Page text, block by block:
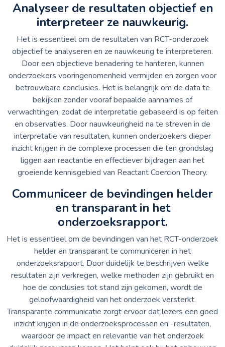
Analyseer de resultaten objectief en
interpreteer ze nauwkeurig.
Het is essentieel om de resultaten van RCT-onderzoek
objectief te analyseren en ze nauwkeurig te interpreteren.
Door een objectieve benadering te hanteren, kunnen
onderzoekers vooringenomenheid vermijden en zorgen voor
betrouwbare conclusies. Het is belangrijk om de data te
bekijken zonder vooraf bepaalde aannames of
verwachtingen, zodat de interpretatie gebaseerd is op feiten
en observaties. Door nauwkeurigheid na te streven in de
interpretatie van resultaten, kunnen onderzoekers dieper
inzicht krijgen in de complexe processen die ten grondslag
liggen aan reactantie en effectiever bijdragen aan het
groeiende kennisgebied van Reactant Coercion Theory.
Communiceer de bevindingen helder
en transparant in het
onderzoeksrapport.
Het is essentieel om de bevindingen van het RCT-onderzoek
helder en transparant te communiceren in het
onderzoeksrapport. Door duidelijk te beschrijven welke
resultaten zijn verkregen, welke methoden zijn gebruikt en
hoe de conclusies tot stand zijn gekomen, wordt de
geloofwaardigheid van het onderzoek versterkt.
Transparante communicatie zorgt ervoor dat lezers een goed
inzicht krijgen in de onderzoeksprocessen en -resultaten,
waardoor de impact en relevantie van het onderzoek